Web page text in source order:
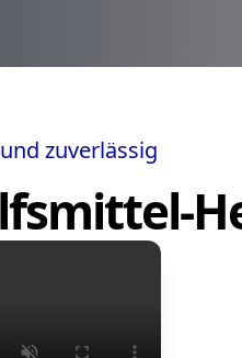
zuverlässig